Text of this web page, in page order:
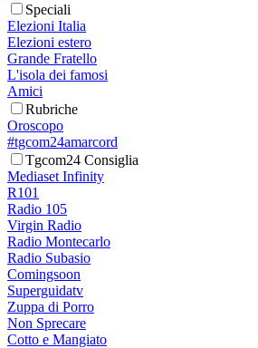
Speciali
Elezioni Italia
Elezioni estero
Grande Fratello
L'isola dei famosi
Amici
Rubriche
Oroscopo
#tgcom24amarcord
Tgcom24 Consiglia
Mediaset Infinity
R101
Radio 105
Virgin Radio
Radio Montecarlo
Radio Subasio
Comingsoon
Superguidatv
Zuppa di Porro
Non Sprecare
Cotto e Mangiato